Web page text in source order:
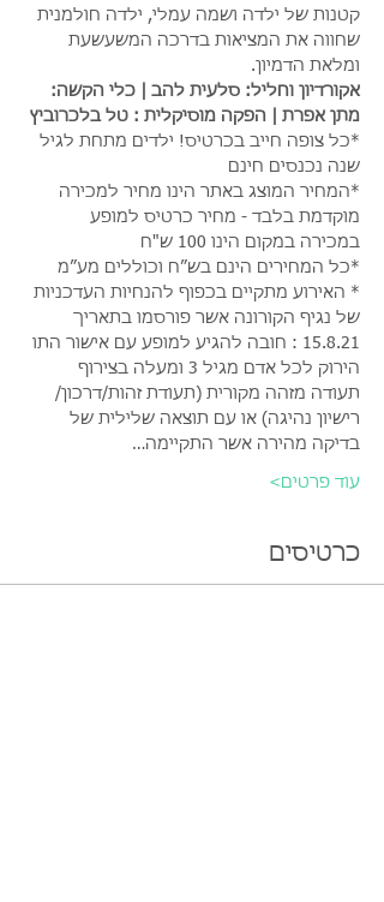
קטנות של ילדה ושמה עמלי, ילדה חולמנית
שחווה את המציאות בדרכה המשעשעת
ומלאת הדמיון.
אקורדיון וחליל: סלעית להב | כלי הקשה:
מתן אפרת | הפקה מוסיקלית : טל בלכרוביץ
*כל צופה חייב בכרטיס! ילדים מתחת לגיל
שנה נכנסים חינם
*המחיר המוצג באתר הינו מחיר למכירה
מוקדמת בלבד - מחיר כרטיס למופע
במכירה במקום הינו 100 ש"ח
*כל המחירים הינם בש״ח וכוללים מע״מ
* האירוע מתקיים בכפוף להנחיות העדכניות
של נגיף הקורונה אשר פורסמו בתאריך
15.8.21 : חובה להגיע למופע עם אישור התו
הירוק לכל אדם מגיל 3 ומעלה בצירוף
תעודה מזהה מקורית (תעודת זהות/דרכון/
רישיון נהיגה) או עם תוצאה שלילית של
בדיקה מהירה אשר התקיימה…
עוד פרטים>
כרטיסים